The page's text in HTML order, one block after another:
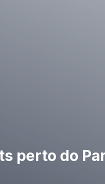
perto do